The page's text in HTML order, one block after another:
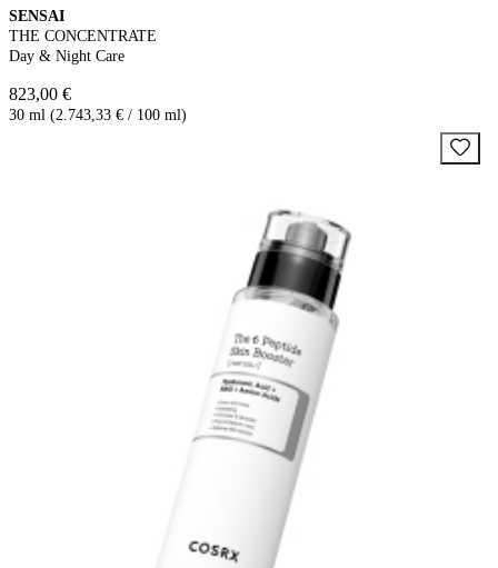
SENSAI
THE CONCENTRATE
Day & Night Care
823,00 €
30 ml (2.743,33 € / 100 ml)